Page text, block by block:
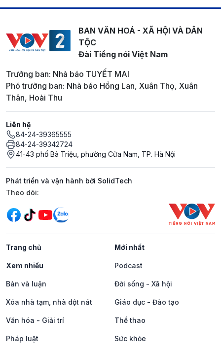
BAN VĂN HOÁ - XÃ HỘI VÀ DÂN
TỘC
Đài Tiếng nói Việt Nam
Trưởng ban: Nhà báo TUYẾT MAI
Phó trưởng ban: Nhà báo Hồng Lan, Xuân Thọ, Xuân
Thân, Hoài Thu
Liên hệ
84-24-39365555
84-24-39342724
41-43 phố Bà Triệu, phường Cửa Nam, TP. Hà Nội
Phát triển và vận hành bởi SolidTech
Mạng xã hội
Theo dõi:
Trang chủ Mới nhất
Xem nhiều Podcast
Bàn và luận Đời sống - Xã hội
Xóa nhà tạm, nhà dột nát Giáo dục - Đào tạo
Văn hóa - Giải trí Thể thao
Pháp luật Sức khỏe